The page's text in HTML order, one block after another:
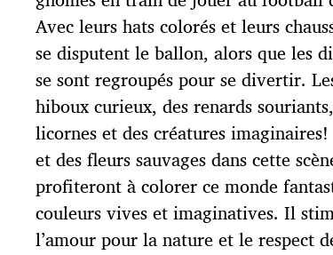
u
b
l
i
c
a
t
i
o
n
Avec leurs hats colorés et leurs
se disputent le ballon, alors que les
se sont regroupés pour se divertir.
hiboux curieux, des renards
licornes et des créatures
et des fleurs sauvages dans cette
profiteront à colorer ce monde
couleurs vives et imaginatives. Il
l’amour pour la nature et le respect